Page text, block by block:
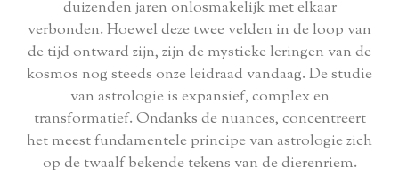
duizenden jaren onlosmakelijk met elkaar
verbonden. Hoewel deze twee velden in de loop van
de tijd ontward zijn, zijn de mystieke leringen van de
kosmos nog steeds onze leidraad vandaag. De studie
van astrologie is expansief, complex en
transformatief. Ondanks de nuances, concentreert
het meest fundamentele principe van astrologie zich
op de twaalf bekende tekens van de dierenriem.